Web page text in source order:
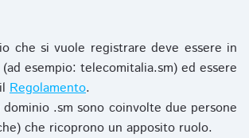
che si vuole registrare deve essere in
esempio: telecomitalia.sm) ed essere
Regolamento.
.sm sono coinvolte due persone
che ricoprono un apposito ruolo.